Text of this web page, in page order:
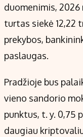
duomenimis, 2026
turtas siekė 12,22
prekybos,
paslaugas.
Pradžioje bus
vieno sandorio
punktus, t. y. 0,75
daugiau